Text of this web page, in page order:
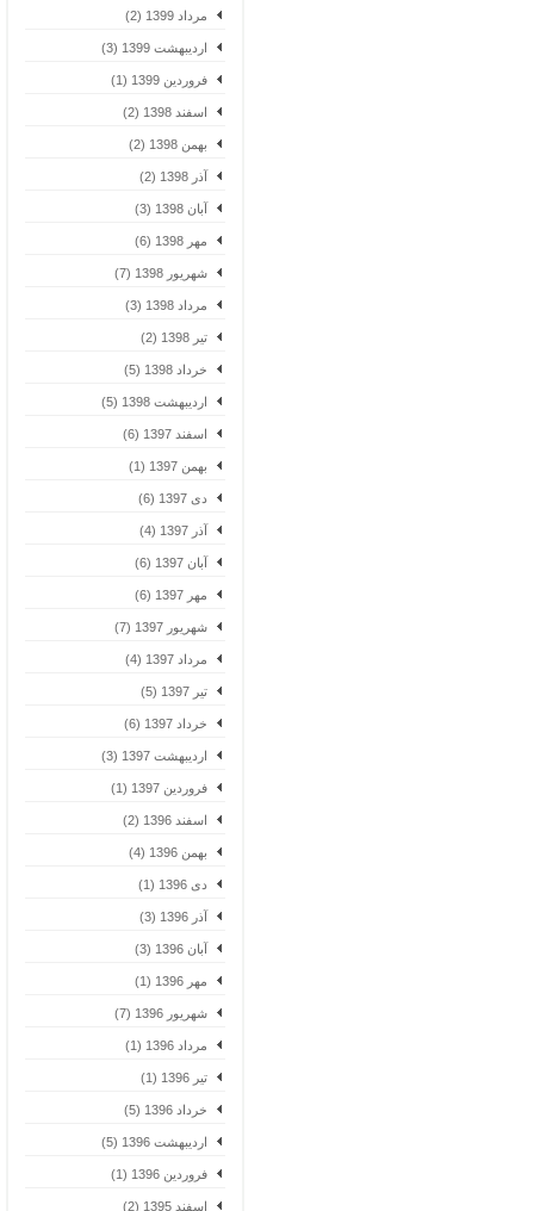
مرداد 1399 (2)
اردیبهشت 1399 (3)
فروردین 1399 (1)
اسفند 1398 (2)
بهمن 1398 (2)
آذر 1398 (2)
آبان 1398 (3)
مهر 1398 (6)
شهریور 1398 (7)
مرداد 1398 (3)
تیر 1398 (2)
خرداد 1398 (5)
اردیبهشت 1398 (5)
اسفند 1397 (6)
بهمن 1397 (1)
دی 1397 (6)
آذر 1397 (4)
آبان 1397 (6)
مهر 1397 (6)
شهریور 1397 (7)
مرداد 1397 (4)
تیر 1397 (5)
خرداد 1397 (6)
اردیبهشت 1397 (3)
فروردین 1397 (1)
اسفند 1396 (2)
بهمن 1396 (4)
دی 1396 (1)
آذر 1396 (3)
آبان 1396 (3)
مهر 1396 (1)
شهریور 1396 (7)
مرداد 1396 (1)
تیر 1396 (1)
خرداد 1396 (5)
اردیبهشت 1396 (5)
فروردین 1396 (1)
اسفند 1395 (2)